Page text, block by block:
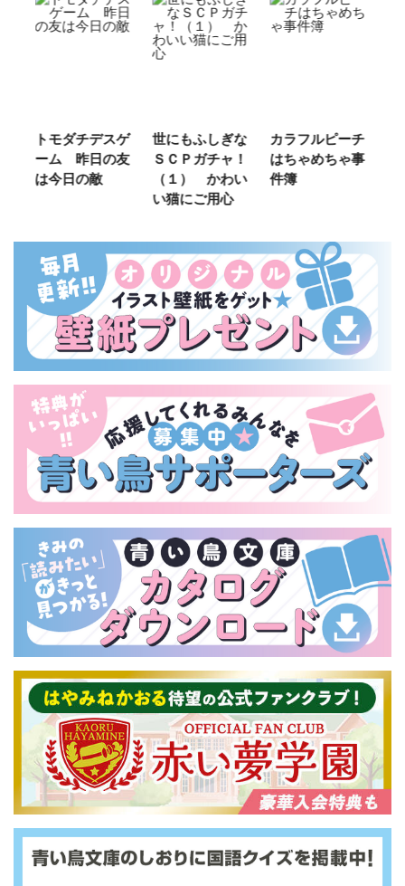
トモダチデスゲ
ーム 昨日の友
は今日の敵
世にもふしぎな
ＳＣＰガチャ！
（１） かわい
い猫にご用心
カラフルピーチ
はちゃめちゃ事
件簿